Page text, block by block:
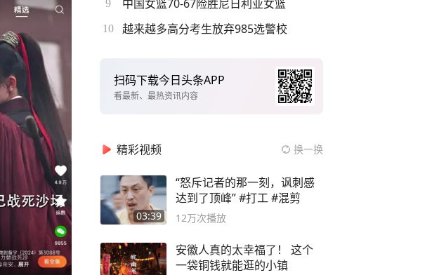
9 中国女篮70-67险胜尼日利亚女篮
10 越来越多高分考生放弃985选警校
扫码下载今日头条APP
看最新、最热资讯内容
精彩视频 换一换
03:39
“怒斥记者的那一刻，讽刺感
达到了顶峰” #打工 #混剪
12万次播放
安徽人真的太幸福了！ 这个
一袋铜钱就能逛的小镇